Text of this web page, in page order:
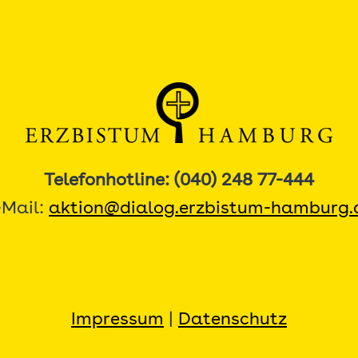
Telefonhotline: (040) 248 77-444
aktion@dialog.erzbistum-
Impressum Datenschutz